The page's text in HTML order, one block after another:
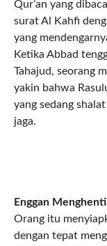
Qur’an yang
surat Al Kahfi
yang
Ketika Abbad
Tahajud, seorang
yakin bahwa
yang sedang
jaga.
Enggan
Orang itu
dengan tepat